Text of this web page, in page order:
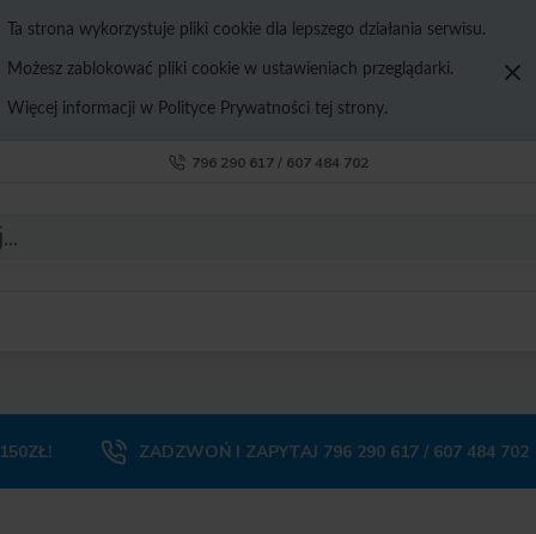
Ta strona wykorzystuje pliki cookie dla lepszego działania serwisu.
Możesz zablokować pliki cookie w ustawieniach przeglądarki.
Więcej informacji w Polityce Prywatności tej strony.
796 290 617 / 607 484 702
ZADZWOŃ I ZAPYTAJ 796 290 617 / 607 484 702